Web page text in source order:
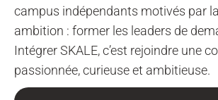
campus indépendants motivés par
ambition : former les leaders de
Intégrer SKALE, c’est rejoindre une
passionnée, curieuse et ambitieuse.